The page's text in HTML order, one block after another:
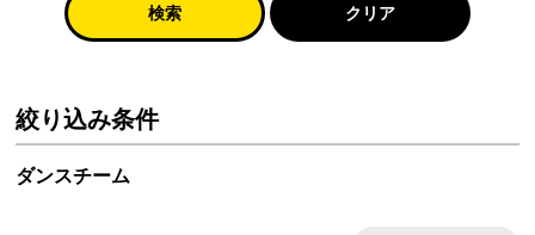
検索 クリア
絞り込み条件
ダンスチーム